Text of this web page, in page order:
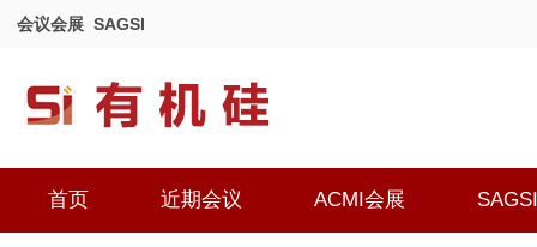
会议会展 SAGSI
首页 近期会议 ACMI会展 SAGSI